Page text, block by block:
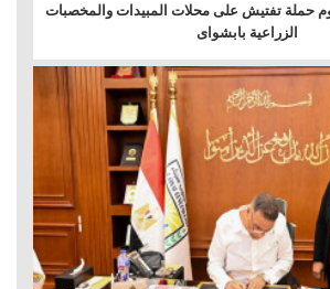
حملة تفتيش على محلات المبيدات والمخصبات
الزراعية بابشواى